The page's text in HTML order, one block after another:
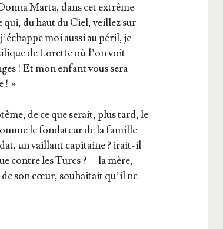
Mar­ta, dans cet extrême
du haut du Ciel, veillez sur
moi aus­si au péril, je
de Lorette où l’on voit
! Et mon enfant vous sera
! »
de ce que serait, plus tard, le
le fon­da­teur de la famille
un vaillant capi­taine ? irait-il
contre les Turcs ? — la mère,
de son cœur, sou­hai­tait qu’il ne